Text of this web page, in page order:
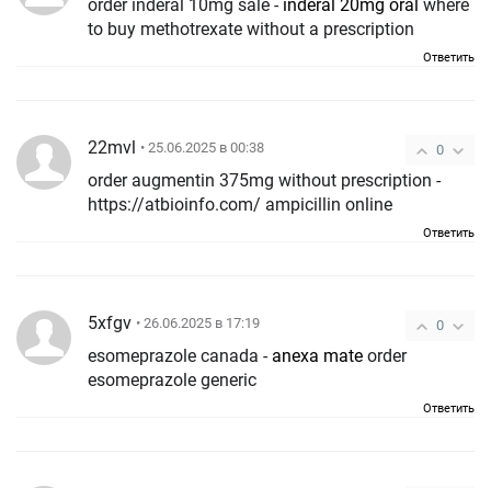
order inderal 10mg sale - inderal 20mg oral where
to buy methotrexate without a prescription
Ответить
0
22mvl • 25.06.2025 в 00:38
order augmentin 375mg without prescription -
https://atbioinfo.com/ ampicillin online
Ответить
0
5xfgv • 26.06.2025 в 17:19
esomeprazole canada - anexa mate
esomeprazole generic
Ответить